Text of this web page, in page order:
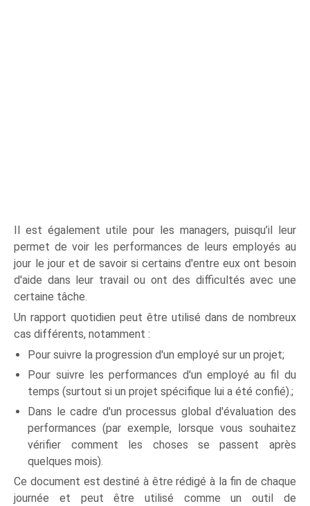
Il est également utile pour les managers, puisqu’il leur
permet de voir les performances de leurs employés au
jour le jour et de savoir si certains d'entre eux ont besoin
d'aide dans leur travail ou ont des difficultés avec une
certaine tâche.
Un rapport quotidien peut être utilisé dans de nombreux
cas différents, notamment :
Pour suivre la progression d'un employé sur un projet;
Pour suivre les performances d'un employé au fil du
temps (surtout si un projet spécifique lui a été confié).;
Dans le cadre d'un processus global d'évaluation des
performances (par exemple, lorsque vous souhaitez
vérifier comment les choses se passent après
quelques mois).
Ce document est destiné à être rédigé à la fin de chaque
journée et peut être utilisé comme un outil de